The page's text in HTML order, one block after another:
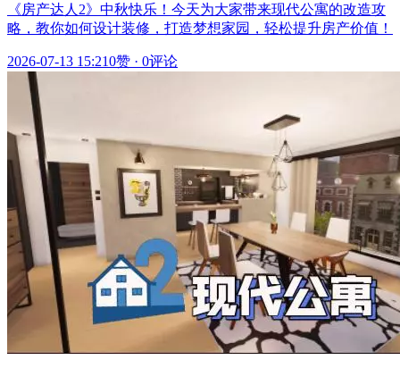
《房产达人2》中秋快乐！今天为大家带来现代公寓的改造攻
略，教你如何设计装修，打造梦想家园，轻松提升房产价值！
2026-07-13 15:210赞 · 0评论